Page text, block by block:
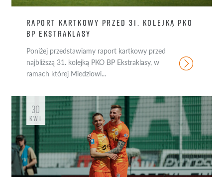
RAPORT KARTKOWY PRZED 31. KOLEJKĄ PKO
BP EKSTRAKLASY
Poniżej przedstawiamy raport kartkowy przed
najbliższą 31. kolejką PKO BP Ekstraklasy, w
ramach której Miedziowi...
30
KWI